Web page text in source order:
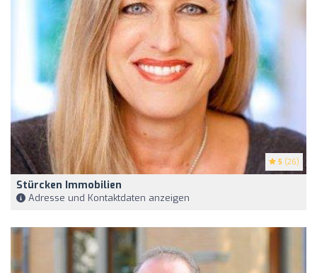
5 (26)
Stürcken Immobilien
Adresse und Kontaktdaten anzeigen